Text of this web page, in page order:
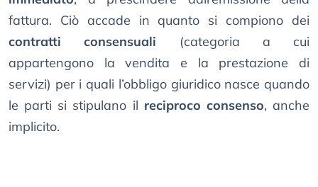
fattura. Ciò accade in quanto si compiono dei
contratti consensuali (categoria a cui
appartengono la vendita e la prestazione di
servizi) per i quali l’obbligo giuridico nasce quando
le parti si stipulano il reciproco consenso, anche
implicito.